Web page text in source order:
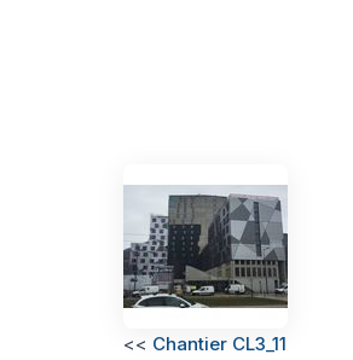
<< Chantier CL3_11